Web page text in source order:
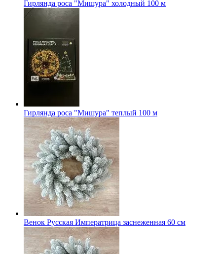
Гирлянда роса "Мишура" холодный 100 м
Гирлянда роса "Мишура" теплый 100 м
Венок Русская Императрица заснеженная 60 см